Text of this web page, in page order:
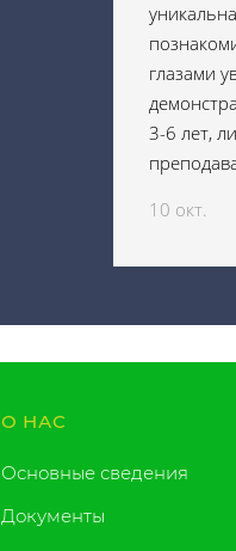
глазами
3-6 лет,
10 окт.
О НАС
Основные сведения
Документы